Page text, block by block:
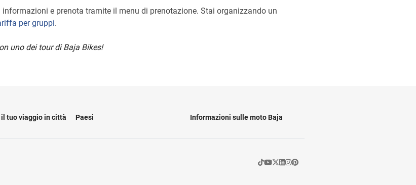
e prenota tramite il menu di prenotazione. Stai organizzando un
per gruppi.
uno dei tour di Baja Bikes!
tuo viaggio in città Paesi Informazioni sulle moto Baja